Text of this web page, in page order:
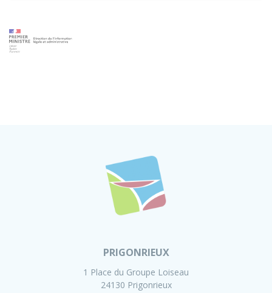
PRIGONRIEUX
1 Place du Groupe Loiseau
24130 Prigonrieux